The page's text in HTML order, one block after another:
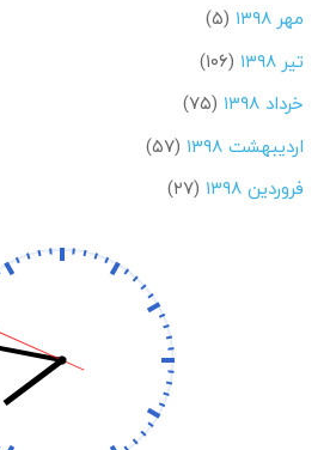
مهر ۱۳۹۸
(۵)
تیر ۱۳۹۸
(۱۰۶)
خرداد ۱۳۹۸
(۷۵)
اردیبهشت ۱۳۹۸
(۵۷)
فروردین ۱۳۹۸
(۲۷)